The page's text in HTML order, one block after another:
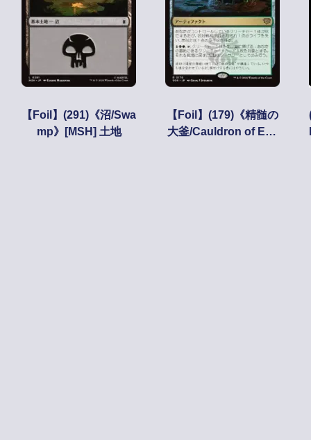
【Foil】(291)《沼/Swa
mp》[MSH] 土地
【Foil】(179)《精髄の
大釜/Cauldron of Ess